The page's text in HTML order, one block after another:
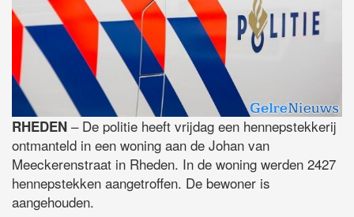
RHEDEN – De politie heeft vrijdag een hennepstekkerij
ontmanteld in een woning aan de Johan van
Meeckerenstraat in Rheden. In de woning werden 2427
hennepstekken aangetroffen. De bewoner is
aangehouden.